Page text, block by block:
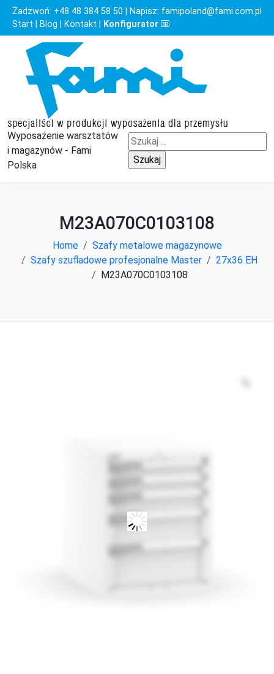
Zadzwoń: +48 48 384 58 50 | Napisz: famipoland@fami.com.pl
Start
Blog Kontakt Konfigurator
Wyposażenie warsztatów
i magazynów - Fami
Polska
Szukaj:
M23A070C0103108
Home
Szafy metalowe magazynowe
Szafy szufladowe profesjonalne Master
27x36 EH
M23A070C0103108